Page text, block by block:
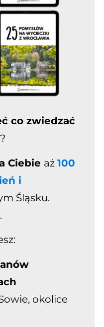
co zwiedzać
?
Ciebie aż 100
i
Śląsku.
.
okolice